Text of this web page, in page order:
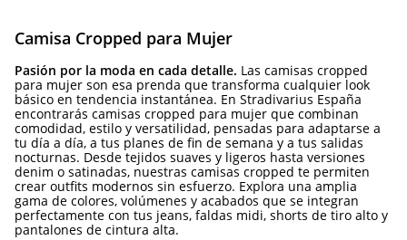
Camisa Cropped para Mujer
Pasión por la moda en cada detalle. Las camisas cropped
para mujer son esa prenda que transforma cualquier look
básico en tendencia instantánea. En Stradivarius España
encontrarás camisas cropped para mujer que combinan
comodidad, estilo y versatilidad, pensadas para adaptarse a
tu día a día, a tus planes de fin de semana y a tus salidas
nocturnas. Desde tejidos suaves y ligeros hasta versiones
denim o satinadas, nuestras camisas cropped te permiten
crear outfits modernos sin esfuerzo. Explora una amplia
gama de colores, volúmenes y acabados que se integran
perfectamente con tus jeans, faldas midi, shorts de tiro alto y
pantalones de cintura alta.